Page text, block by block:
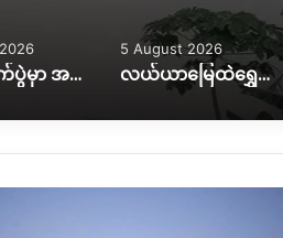
ရွှေကူတိုက်ပွဲမှာ အရေးပါတဲ့ စစ်တပ်စခန်းတစ်ခုကို သိမ်းပိုက်နိုင်ကြောင်း KIO ပြော
5 August 2026
လယ်ယာမြေထဲရွှေတူးဖော်နေတာကို ရပ်တန့်ပေးဖို့ဒေသခံတွေတောင်းဆိုနေ